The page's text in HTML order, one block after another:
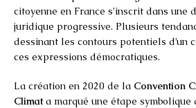
citoyenne en France s’inscrit dans une
juridique progressive. Plusieurs
dessinant les contours potentiels d’un
ces expressions démocratiques.
La création en 2020 de la Convention
Climata marqué une étape symbolique